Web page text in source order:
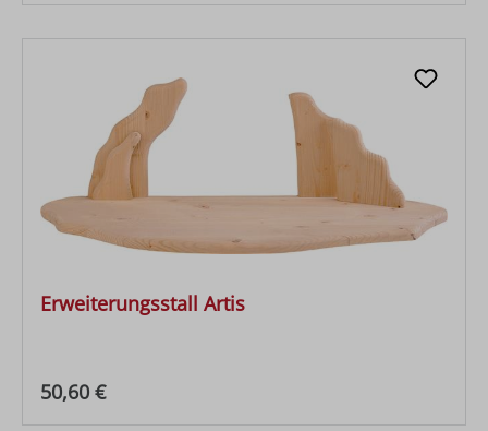
Erweiterungsstall Artis
Regulärer Preis:
50,60 €